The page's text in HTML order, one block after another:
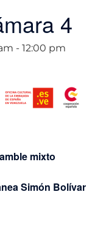
4
- 12:00 pm
mixto
Simón Bolívar